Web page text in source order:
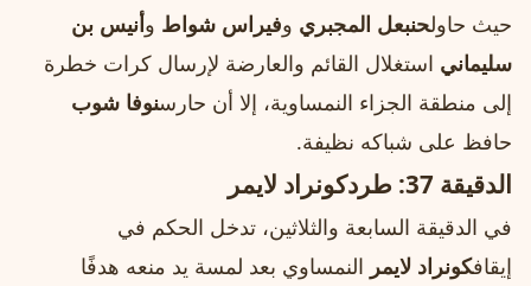
حيث حاولحنبعل المجبري وفيراس شواط وأنيس بن
سليماني استغلال القائم والعارضة لإرسال كرات خطرة
إلى منطقة الجزاء النمساوية، إلا أن حارسنوفا شوب
حافظ على شباكه نظيفة.
الدقيقة 37: طرد كونراد لايمر
في الدقيقة السابعة والثلاثين، تدخل الحكم في
إيقافكونراد لايمر النمساوي بعد لمسة يد منعه هدفًا